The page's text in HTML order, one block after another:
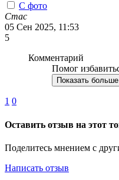
С фото
Стас
05 Сен 2025, 11:53
5
Комментарий
Помог
Показать больше
1 0
Оставить отзыв на этот
Поделитесь мнением с
Написать отзыв